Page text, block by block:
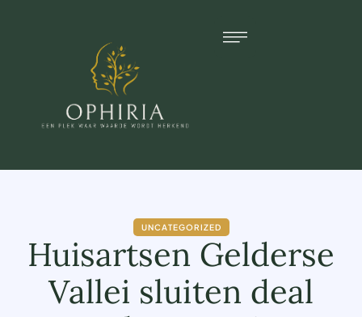
UNCATEGORIZED
Huisartsen Gelderse
Vallei sluiten deal